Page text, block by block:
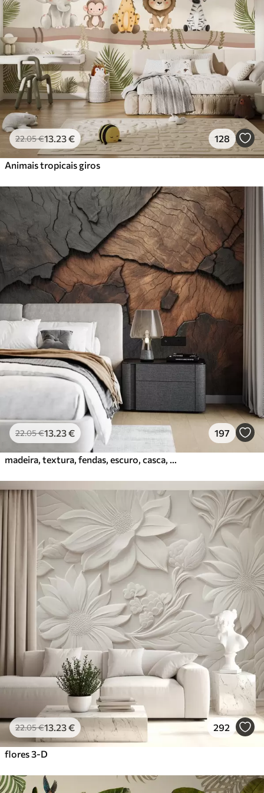
Premium
56.6734.00€/m²
Vinil Premium
65.0039.00€/m²
Peel and Stick
81.6749.00€/m²
22.05€13 .23€ 128
Animais tropicais giros
22.05€13 .23€ 197
22.05€13 .23€ 292
flores 3-D